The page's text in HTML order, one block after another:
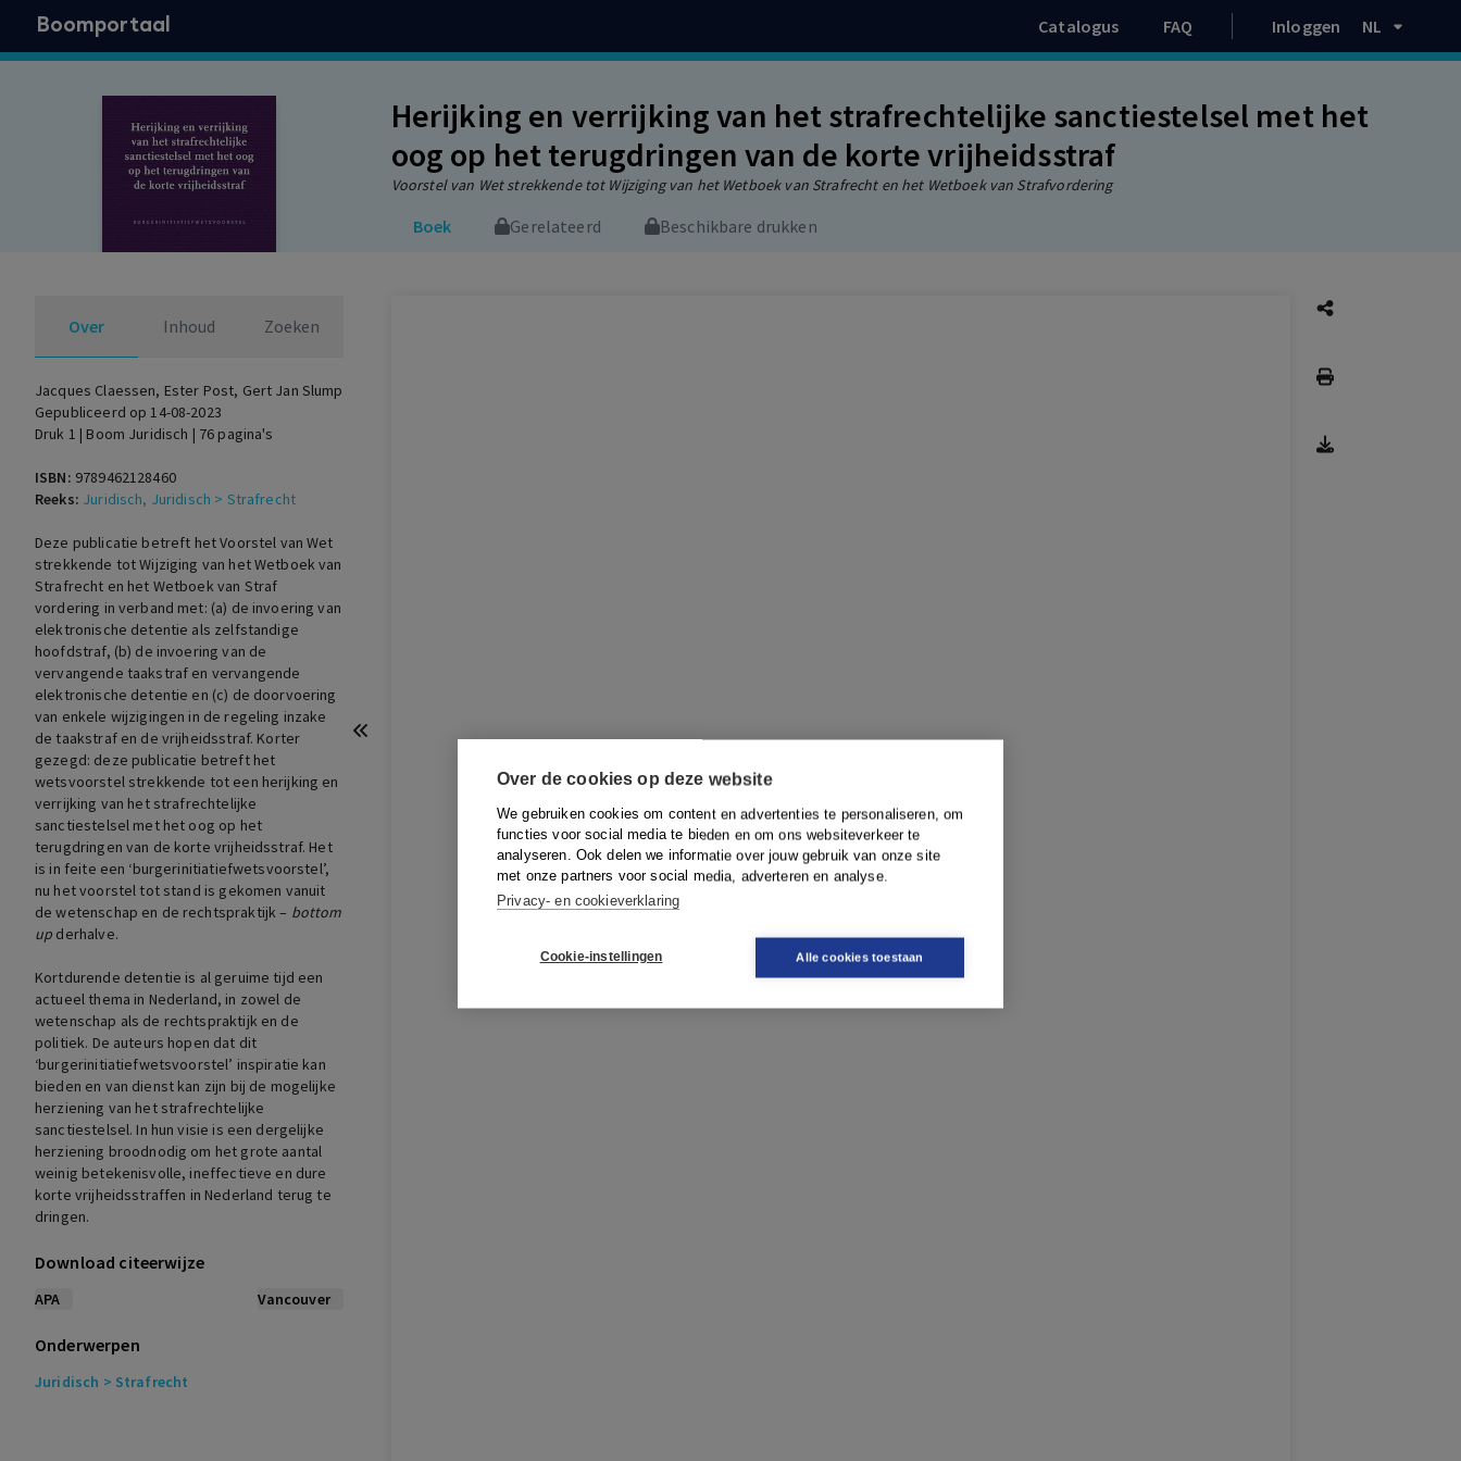
Over de cookies op deze website
We gebruiken cookies om content en advertenties te personaliseren, om
functies voor social media te bieden en om ons websiteverkeer te
analyseren. Ook delen we informatie over jouw gebruik van onze site
met onze partners voor social media, adverteren en analyse.
Privacy- en cookieverklaring
Cookie-instellingen Alle cookies toestaan
Boomportaal Catalogus FAQ Inloggen NL
Herijking en verrijking van het strafrechtelijke sanctiestelsel met het
oog op het terugdringen van de korte vrijheidsstraf
Voorstel van Wet strekkende tot Wijziging van het Wetboek van Strafrecht en het Wetboek van Strafvordering
Boek Gerelateerd Beschikbare drukken
Over Inhoud Zoeken
Jacques Claessen, Ester Post, Gert Jan Slump
Gepubliceerd op 14-08-2023
Druk 1 | Boom Juridisch | 76 pagina's
ISBN: 9789462128460
Reeks: Juridisch, Juridisch > Strafrecht
Deze publicatie betreft het Voorstel van Wet
strekkende tot Wijziging van het Wetboek van
Strafrecht en het Wetboek van Straf
vordering in verband met: (a) de invoering van
elektronische detentie als zelfstandige
hoofdstraf, (b) de invoering van de
vervangende taakstraf en vervangende
elektronische detentie en (c) de doorvoering
van enkele wijzigingen in de regeling inzake
de taakstraf en de vrijheidsstraf. Korter
gezegd: deze publicatie betreft het
wetsvoorstel strekkende tot een herijking en
verrijking van het strafrechtelijke
sanctiestelsel met het oog op het
terugdringen van de korte vrijheidsstraf. Het
is in feite een ‘burgerinitiatiefwetsvoorstel’,
nu het voorstel tot stand is gekomen vanuit
de wetenschap en de rechtspraktijk – bottom
up derhalve.
Kortdurende detentie is al geruime tijd een
actueel thema in Nederland, in zowel de
wetenschap als de rechtspraktijk en de
politiek. De auteurs hopen dat dit
‘burgerinitiatiefwetsvoorstel’ inspiratie kan
bieden en van dienst kan zijn bij de mogelijke
herziening van het strafrechtelijke
sanctiestelsel. In hun visie is een dergelijke
herziening broodnodig om het grote aantal
weinig betekenisvolle, ineffectieve en dure
korte vrijheidsstraffen in Nederland terug te
dringen.
Download citeerwijze
APA Vancouver
Onderwerpen
Juridisch > Strafrecht